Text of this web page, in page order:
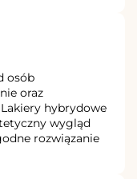
osób
oraz
hybrydowe
wygląd
rozwiązanie